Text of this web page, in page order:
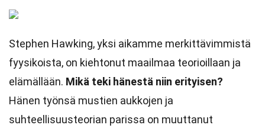
Stephen Hawking, yksi aikamme merkittävimmistä
fyysikoista, on kiehtonut maailmaa teorioillaan ja
elämällään. Mikä teki hänestä niin erityisen?
Hänen työnsä mustien aukkojen ja
suhteellisuusteorian parissa on muuttanut